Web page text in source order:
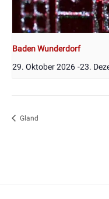
Baden Wunderdorf
29. Oktober 2026 -23.
Gland